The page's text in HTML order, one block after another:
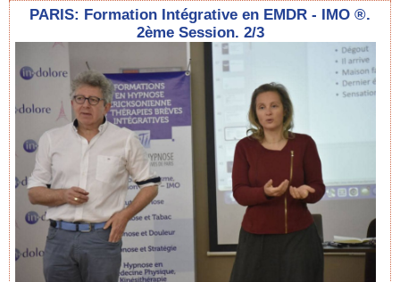
PARIS: Formation Intégrative en EMDR - IMO ®.
2ème Session. 2/3